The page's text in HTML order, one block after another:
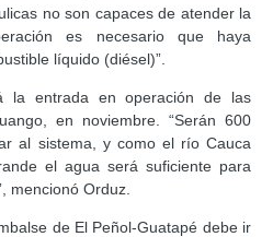
no son capaces de atender la
es necesario que haya
líquido (diésel)”.
la entrada en operación de las
en noviembre. “Serán 600
al sistema, y como el río Cauca
el agua será suficiente para
mencionó Orduz.
de El Peñol-Guatapé debe ir